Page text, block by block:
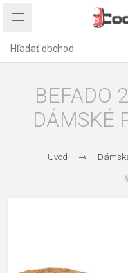
BEFADO
DÁMSKÉ
Úvod